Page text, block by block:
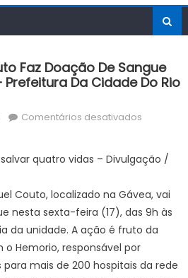
Faz Doação De Sangue
Da Cidade Do Rio
Comentários desativadosem
Couto
doação
de
sangue
sexta-
quatro vidas – Divulgação /
Couto, localizado na Gávea, vai
nesta sexta-feira (17), das 9h às
da unidade. A ação é fruto da
Hemorio, responsável por
mais de 200 hospitais da rede